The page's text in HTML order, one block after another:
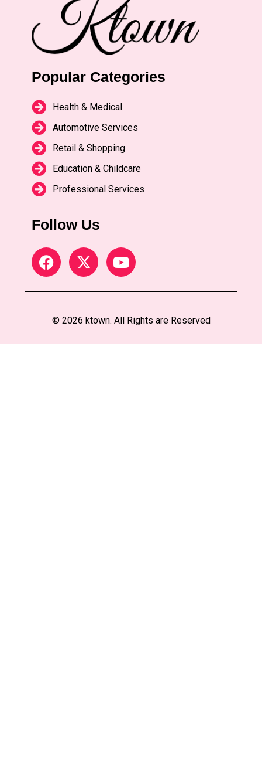
Popular Categories
Health & Medical
Automotive Services
Retail & Shopping
Education & Childcare
Professional Services
Follow Us
© 2026 ktown. All Rights are Reserved